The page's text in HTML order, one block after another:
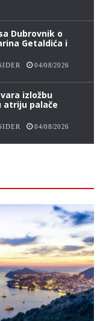
Dubrovnik o
Getaldića i
04/08/2026
izložbu
atriju palače
04/08/2026